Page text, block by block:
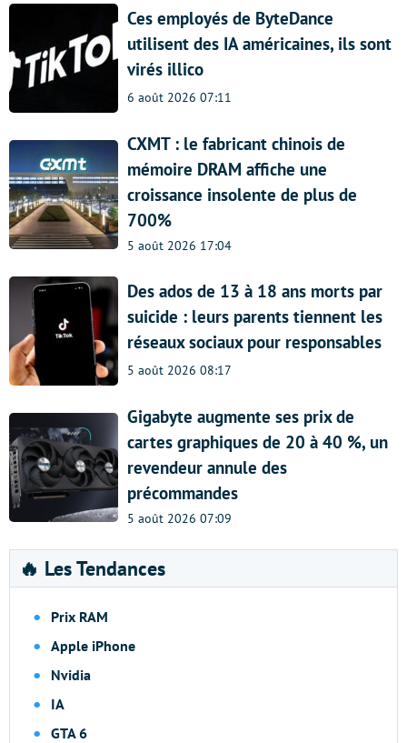
Ces employés de ByteDance
utilisent des IA américaines, ils sont
virés illico
6 août 2026 07:11
CXMT : le fabricant chinois de
mémoire DRAM affiche une
croissance insolente de plus de
700%
5 août 2026 17:04
Des ados de 13 à 18 ans morts par
suicide : leurs parents tiennent les
réseaux sociaux pour responsables
5 août 2026 08:17
Gigabyte augmente ses prix de
cartes graphiques de 20 à 40 %, un
revendeur annule des
précommandes
5 août 2026 07:09
🔥 Les Tendances
Prix RAM
Apple iPhone
Nvidia
IA
GTA 6